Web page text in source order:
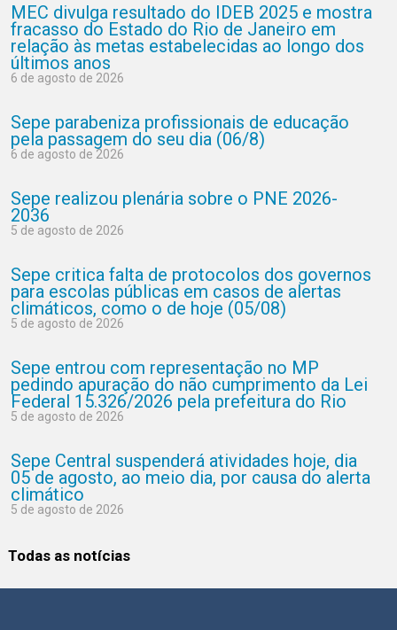
MEC divulga resultado do IDEB 2025 e mostra
fracasso do Estado do Rio de Janeiro em
relação às metas estabelecidas ao longo dos
últimos anos
6 de agosto de 2026
Sepe parabeniza profissionais de educação
pela passagem do seu dia (06/8)
6 de agosto de 2026
Sepe realizou plenária sobre o PNE 2026-
2036
5 de agosto de 2026
Sepe critica falta de protocolos dos governos
para escolas públicas em casos de alertas
climáticos, como o de hoje (05/08)
5 de agosto de 2026
Sepe entrou com representação no MP
pedindo apuração do não cumprimento da Lei
Federal 15.326/2026 pela prefeitura do Rio
5 de agosto de 2026
Sepe Central suspenderá atividades hoje, dia
05 de agosto, ao meio dia, por causa do alerta
climático
5 de agosto de 2026
Todas as notícias